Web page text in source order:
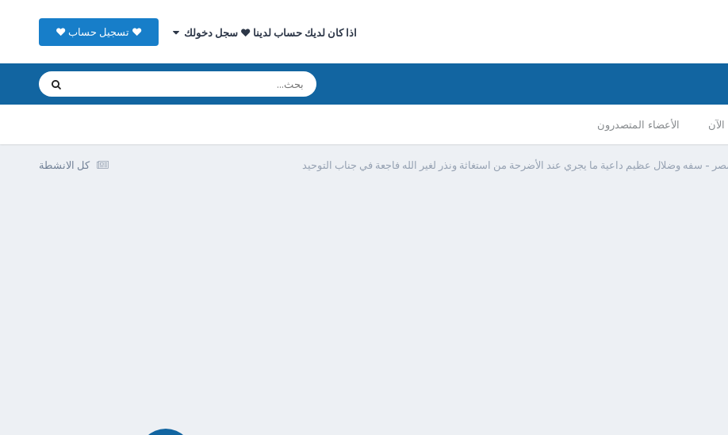
اذا كان لديك حساب لدينا ♥ سجل دخولك ♥ تسجيل حساب ♥
الأعضاء المتصدرون
كل الانشطة - سفه وضلال عظيم داعية ما يجري عند الأضرحة من استغاثة ونذر لغير الله فاجعة في جناب التوحيد